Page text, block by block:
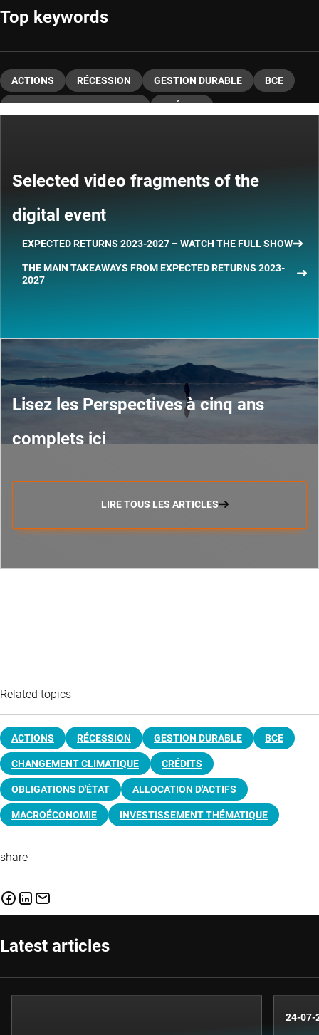
Top keywords
ACTIONS RÉCESSION GESTION DURABLE BCE
CHANGEMENT CLIMATIQUE CRÉDITS
Selected video fragments of the
digital event
EXPECTED RETURNS 2023-2027 – WATCH THE FULL SHOW
THE MAIN TAKEAWAYS FROM EXPECTED RETURNS 2023-
2027
Lisez les Perspectives à cinq ans
complets ici
LIRE TOUS LES ARTICLES
Related topics
ACTIONS RÉCESSION GESTION DURABLE BCE
CHANGEMENT CLIMATIQUE CRÉDITS
OBLIGATIONS D'ÉTAT ALLOCATION D'ACTIFS
MACROÉCONOMIE INVESTISSEMENT THÉMATIQUE
share
Latest articles
24-07-